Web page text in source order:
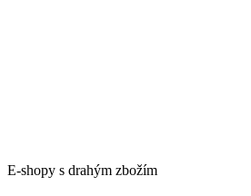
E-shopy s drahým zbožím